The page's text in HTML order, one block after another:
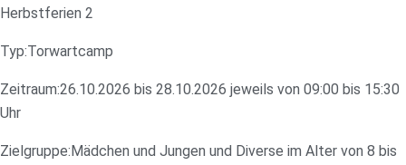
Herbstferien 2
Typ:Torwartcamp
Zeitraum:26.10.2026 bis 28.10.2026 jeweils von 09:00 bis 15:30
Uhr
Zielgruppe: Mädchen und Jungen und Diverse im Alter von 8 bis